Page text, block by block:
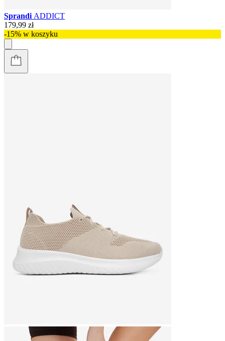
Sprandi ADDICT
179,99 zł
-15% w koszyku